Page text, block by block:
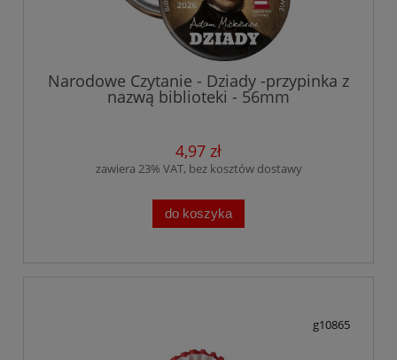
Narodowe Czytanie - Dziady -przypinka z
nazwą biblioteki - 56mm
4,97 zł
zawiera 23% VAT, bez kosztów dostawy
do koszyka
g10865